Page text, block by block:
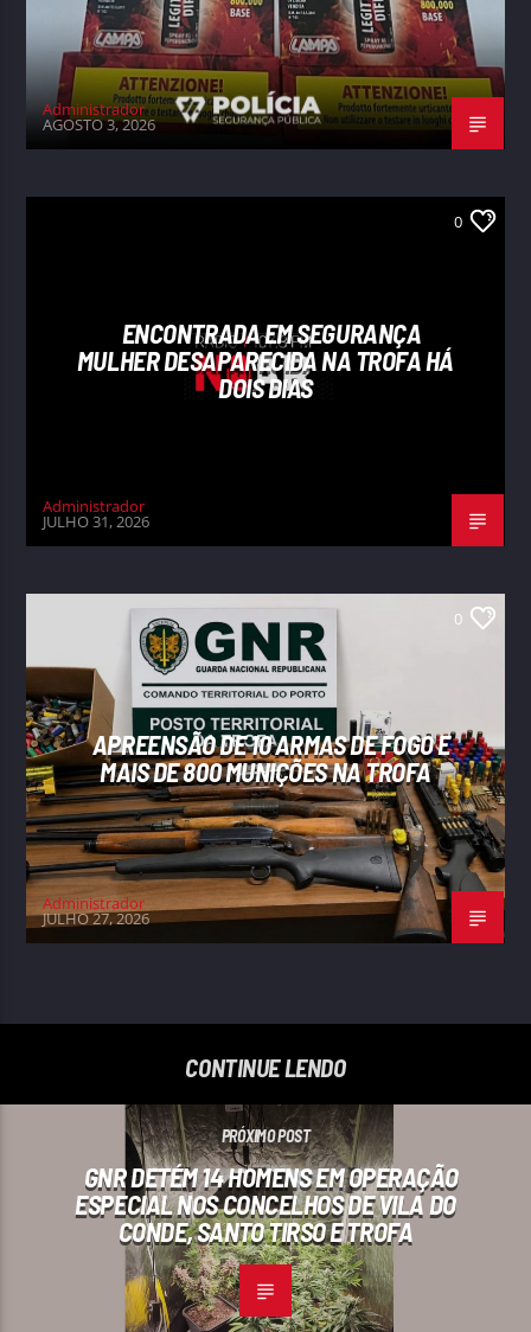
Administrador
AGOSTO 3, 2026
0
ENCONTRADA EM SEGURANÇA
MULHER DESAPARECIDA NA TROFA HÁ
DOIS DIAS
Administrador
JULHO 31, 2026
0
APREENSÃO DE 10 ARMAS DE FOGO E
MAIS DE 800 MUNIÇÕES NA TROFA
Administrador
JULHO 27, 2026
CONTINUE LENDO
PRÓXIMO POST
GNR DETÉM 14 HOMENS EM OPERAÇÃO
ESPECIAL NOS CONCELHOS DE VILA DO
CONDE, SANTO TIRSO E TROFA